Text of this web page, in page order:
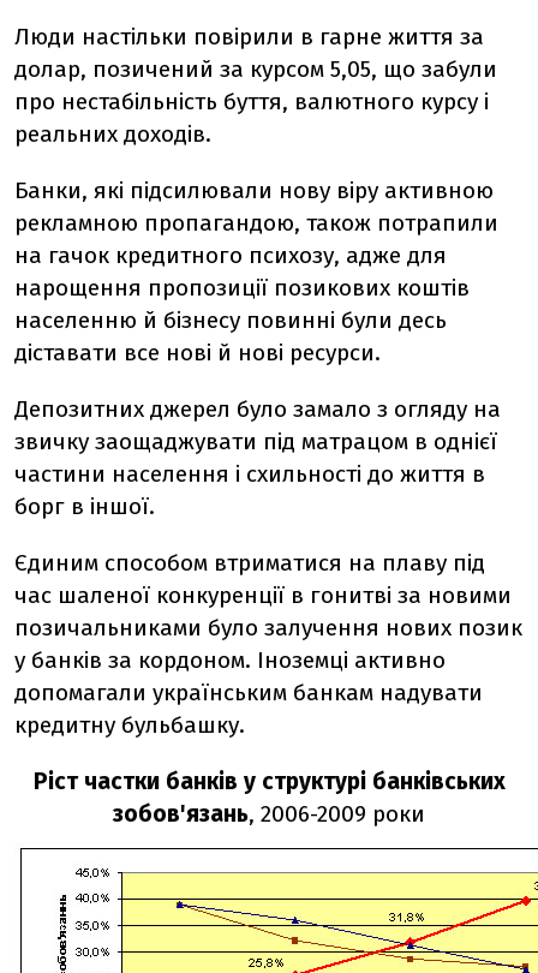
Люди настільки повірили в гарне життя за
долар, позичений за курсом 5,05, що забули
про нестабільність буття, валютного курсу і
реальних доходів.
Банки, які підсилювали нову віру активною
рекламною пропагандою, також потрапили
на гачок кредитного психозу, адже для
нарощення пропозиції позикових коштів
населенню й бізнесу повинні були десь
діставати все нові й нові ресурси.
Депозитних джерел було замало з огляду на
звичку заощаджувати під матрацом в однієї
частини населення і схильності до життя в
борг в іншої.
Єдиним способом втриматися на плаву під
час шаленої конкуренції в гонитві за новими
позичальниками було залучення нових позик
у банків за кордоном. Іноземці активно
допомагали українським банкам надувати
кредитну бульбашку.
Ріст частки банків у структурі банківських
зобов'язань, 2006-2009 роки